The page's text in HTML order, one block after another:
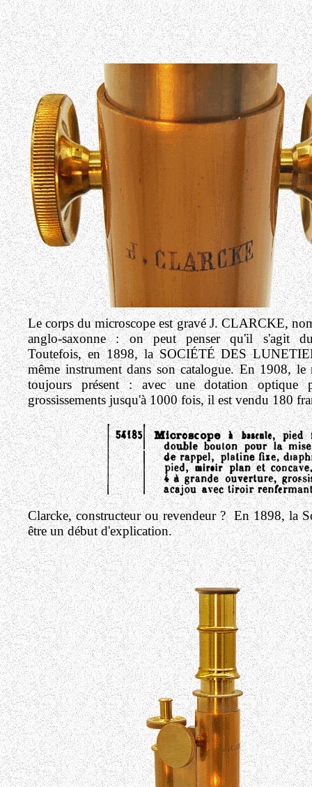
Le corps du microscope est gravé J. CLARCKE,
anglo-saxonne : on peut penser qu'il s'agit du
Toutefois, en 1898, la SOCIÉTÉ DES
même instrument dans son catalogue. En 1908, le
toujours présent : avec une dotation optique
grossissements jusqu'à 1000 fois, il est vendu 180
Clarcke, constructeur ou revendeur ? En 1898, la
être un début d'explication.